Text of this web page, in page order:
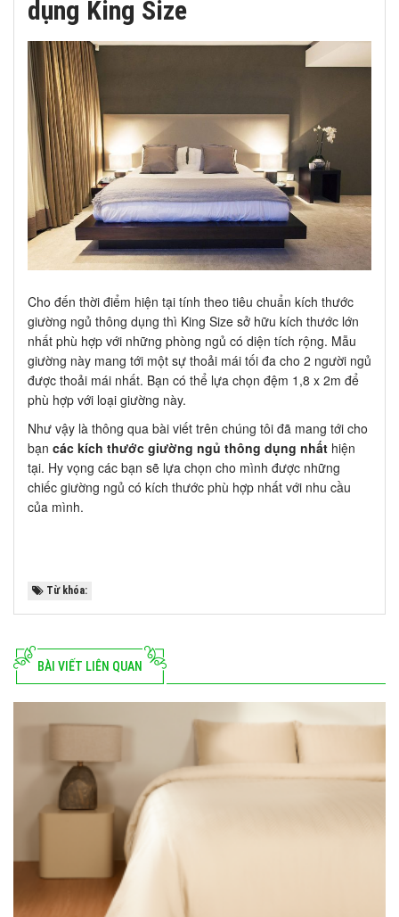
dụng King Size
Cho đến thời điểm hiện tại tính theo tiêu chuẩn kích thước
giường ngủ thông dụng thì King Size sở hữu kích thước lớn
nhất phù hợp với những phòng ngủ có diện tích rộng. Mẫu
giường này mang tới một sự thoải mái tối đa cho 2 người ngủ
được thoải mái nhất. Bạn có thể lựa chọn đệm 1,8 x 2m để
phù hợp với loại giường này.
Như vậy là thông qua bài viết trên chúng tôi đã mang tới cho
bạn các kích thước giường ngủ thông dụng nhất hiện
tại. Hy vọng các bạn sẽ lựa chọn cho mình được những
chiếc giường ngủ có kích thước phù hợp nhất với nhu cầu
của mình.
Từ khóa:
BÀI VIẾT LIÊN QUAN